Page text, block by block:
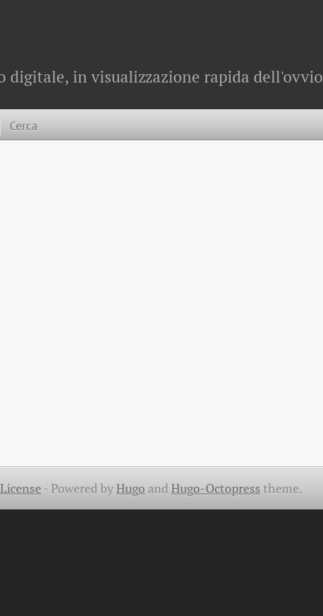
digitale, in visualizzazione rapida dell'ovvio
Cerca
License -Powered byHugoandHugo-Octopress theme.